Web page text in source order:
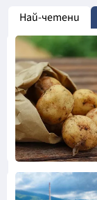
Най-четени
Снимка:
Пиксабей